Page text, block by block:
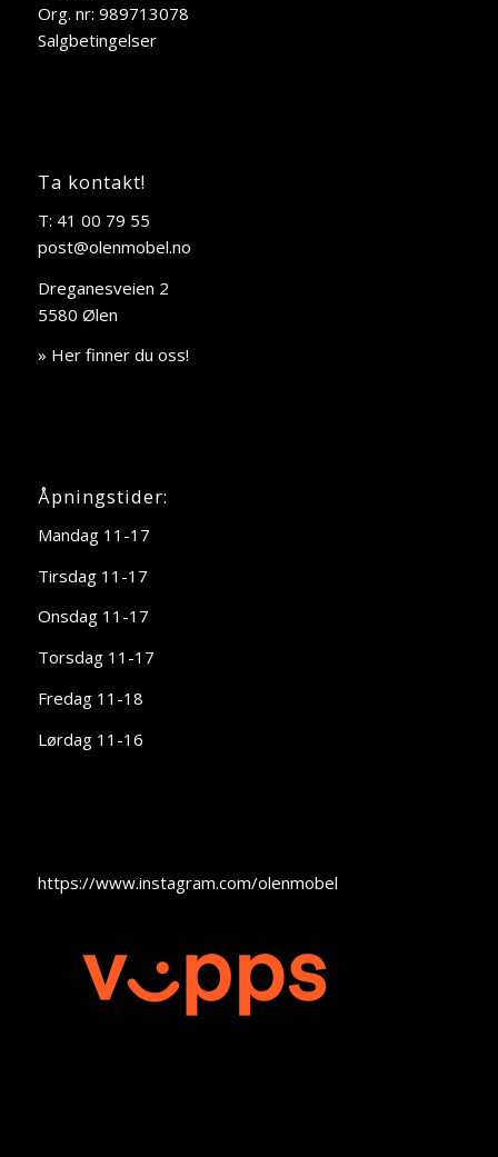
Org. nr: 989713078
Salgbetingelser
Ta kontakt!
T: 41 00 79 55
post@olenmobel.no
Dreganesveien 2
5580 Ølen
» Her finner du oss!
Åpningstider:
Mandag 11-17
Tirsdag 11-17
Onsdag 11-17
Torsdag 11-17
Fredag 11-18
Lørdag 11-16
https://www.instagram.com/olenmobel